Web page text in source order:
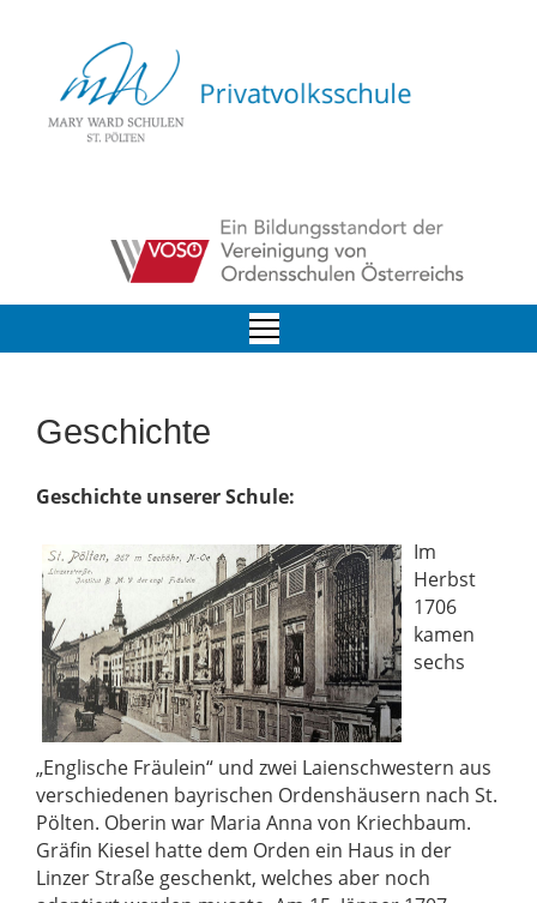
Geschichte
Geschichte unserer Schule:
Im
Herbst
1706
kamen
sechs
„Englische Fräulein“ und zwei Laienschwestern aus
verschiedenen bayrischen Ordenshäusern nach St.
Pölten. Oberin war Maria Anna von Kriechbaum.
Gräfin Kiesel hatte dem Orden ein Haus in der
Linzer Straße geschenkt, welches aber noch